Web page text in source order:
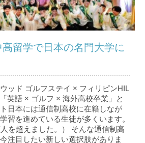
留学で日本の名門大学に
ッド ゴルフステイ × フィリピンHIL
英語 × ゴルフ × 海外高校卒業」と
日本には通信制高校に在籍しなが
習を進めている生徒が多くいます。
人を超えました。） そんな通信制高
注目したい新しい選択肢がありま